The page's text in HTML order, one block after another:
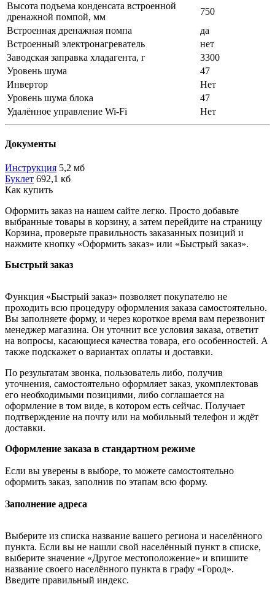
Высота подъема конденсата встроенной
дренажной помпой, мм
750
Встроенная дренажная помпа
да
Встроенный электронагреватель
нет
Заводская заправка хладагента, г
3300
Уровень шума
47
Инвертор
Нет
Уровень шума блока
47
Удалённое управление Wi-Fi
Нет
Документы
Инструкция 5,2 мб
Буклет 692,1 кб
Как купить
Оформить заказ на нашем сайте легко. Просто добавьте
выбранные товары в корзину, а затем перейдите на страницу
Корзина, проверьте правильность заказанных позиций и
нажмите кнопку «Оформить заказ» или «Быстрый заказ».
Быстрый заказ
Функция «Быстрый заказ» позволяет покупателю не
проходить всю процедуру оформления заказа самостоятельно.
Вы заполняете форму, и через короткое время вам перезвонит
менеджер магазина. Он уточнит все условия заказа, ответит
на вопросы, касающиеся качества товара, его особенностей. А
также подскажет о вариантах оплаты и доставки.
По результатам звонка, пользователь либо, получив
уточнения, самостоятельно оформляет заказ, укомплектовав
его необходимыми позициями, либо соглашается на
оформление в том виде, в котором есть сейчас. Получает
подтверждение на почту или на мобильный телефон и ждёт
доставки.
Оформление заказа в стандартном режиме
Если вы уверены в выборе, то можете самостоятельно
оформить заказ, заполнив по этапам всю форму.
Заполнение адреса
Выберите из списка название вашего региона и населённого
пункта. Если вы не нашли свой населённый пункт в списке,
выберите значение «Другое местоположение» и впишите
название своего населённого пункта в графу «Город».
Введите правильный индекс.